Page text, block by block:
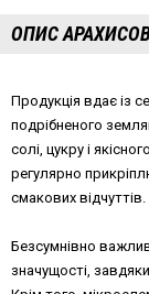
ОПИС
Продукція вдає із
подрібненого
солі, цукру і
регулярно
смакових відчуттів.
Безсумнівно
значущості,